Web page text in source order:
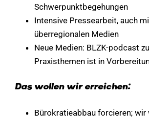
Schwerpunktbegehungen
Intensive Pressearbeit, auch
überregionalen Medien
Neue Medien: BLZK-podcast
Praxisthemen ist in
Das wollen wir erreichen:
Bürokratieabbau forcieren; wir